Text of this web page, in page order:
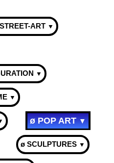
ART ▼
▼
▼
ø POP ART▼
ø SCULPTURES ▼